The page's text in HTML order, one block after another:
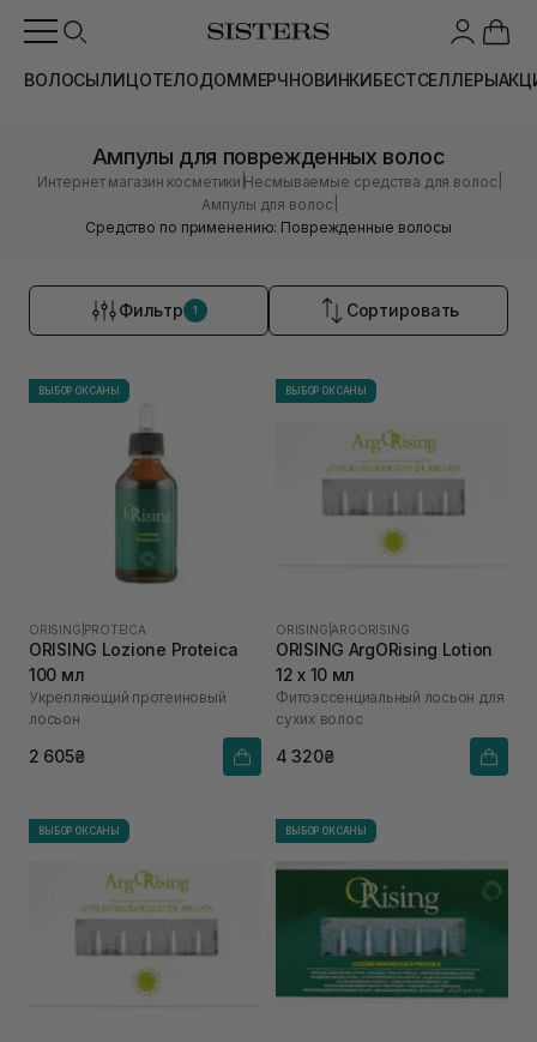
ВОЛОСЫЛИЦОТЕЛОДОММЕРЧНОВИНКИБЕСТСЕЛЛЕРЫ
Ампулы для поврежденных волос
Интернет магазин косметики |Несмываемые средства для волос
Ампулы для волос
Средство по применению: Поврежденные волосы
Фильтр 1 Сортировать
ВЫБОР ОКСАНЫ
ORISING PROTEICA
ORISING Lozione Proteica
100 мл
Укрепляющий протеиновый
лосьон
2 605₴
ВЫБОР ОКСАНЫ
ORISING ARGORISING
ORISING ArgORising Lotion
12 х 10 мл
Фитоэссенциальный лосьон для
сухих волос
4 320₴
ВЫБОР ОКСАНЫ ВЫБОР ОКСАНЫ